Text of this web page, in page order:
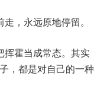
，永远原地停留。
挥霍当成常态。其实
，都是对自己的一种